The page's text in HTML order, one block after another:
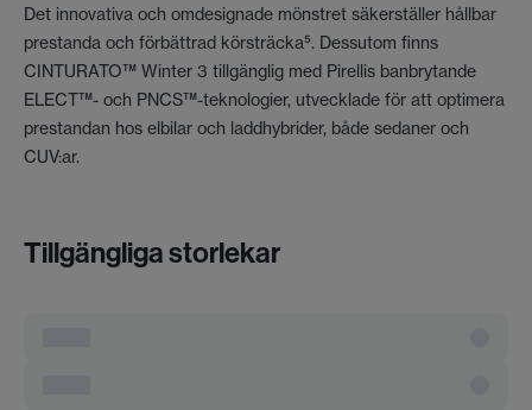
Det innovativa och omdesignade mönstret säkerställer hållbar
prestanda och förbättrad körsträcka⁵. Dessutom finns
CINTURATO™ Winter 3 tillgänglig med Pirellis banbrytande
ELECT™- och PNCS™-teknologier, utvecklade för att optimera
prestandan hos elbilar och laddhybrider, både sedaner och
CUV:ar.
Tillgängliga storlekar